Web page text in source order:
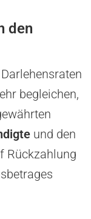
den
begleichen,
und den
Rückzahlung